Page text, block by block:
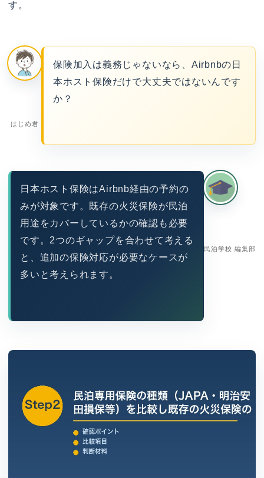
す。
はじめ君
保険加入は義務じゃないなら、Airbnbの日
本ホスト保険だけで大丈夫ではないんです
か？
民泊学校 編集部
日本ホスト保険はAirbnb経由の予約の
みが対象です。既存の火災保険が民泊
用途をカバーしているかの確認も必要
です。2つのギャップを合わせて考える
と、追加の保険対応が必要なケースが
多いと考えられます。